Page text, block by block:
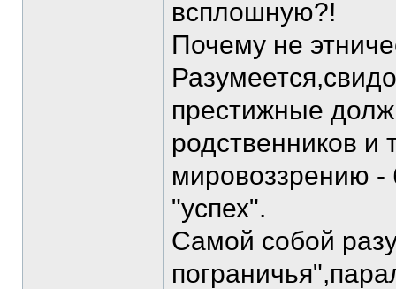
всплошную?!
Почему не
престижные
родственников и
мировоззрению
"успех".
Самой собой